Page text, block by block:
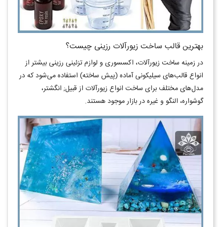
بهترین قالب ساخت زیورآلات رزینی چیست؟
در زمینه ساخت زیورآلات، اکسسوری و لوازم تزئینی رزینی بیشتر از
انواع قالب‌های سیلیکونی آماده (پیش ساخته) استفاده می‌شود که در
مدل‌های مختلف برای ساخت انواع زیورآلات از قبیل; انگشتر،
گوشواره، النگو و غیره در بازار موجود هستند.